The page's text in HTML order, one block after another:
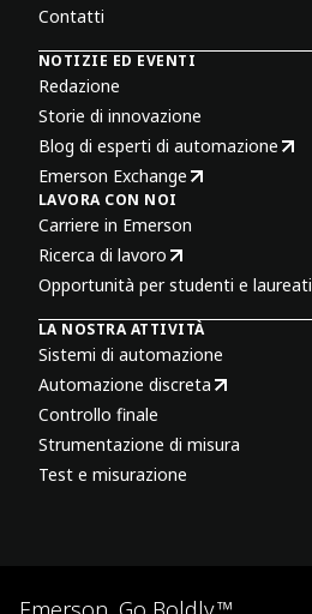
Contatti
NOTIZIE ED EVENTI
Redazione
Storie di innovazione
Blog di esperti di automazione
Emerson Exchange
LAVORA CON NOI
Carriere in Emerson
Ricerca di lavoro
Opportunità per studenti e laureati
LA NOSTRA ATTIVITÀ
Sistemi di automazione
Automazione discreta
Controllo finale
Strumentazione di misura
Test e misurazione